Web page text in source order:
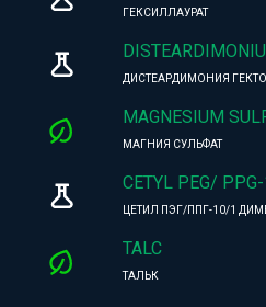
ГЕКСИЛЛАУРАТ
ДИСТЕАРДИМОНИЯ
MAGNESIUM
МАГНИЯ СУЛЬФАТ
CETYL PEG/
ЦЕТИЛ ПЭГ/ППГ-10/1
TALC
ТАЛЬК